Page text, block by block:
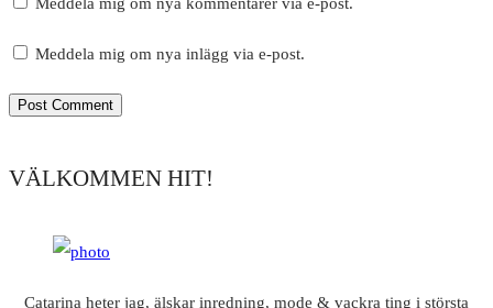
Meddela mig om nya kommentarer via e-post.
Meddela mig om nya inlägg via e-post.
VÄLKOMMEN HIT!
Catarina heter jag, älskar inredning, mode & vackra ting i största